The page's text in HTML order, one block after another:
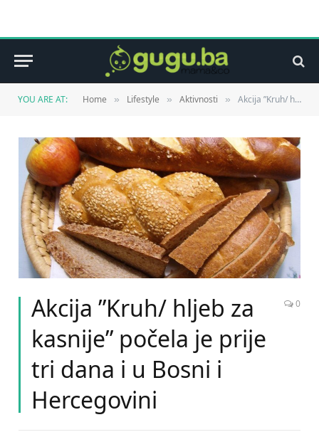
YOU ARE AT: Home » Lifestyle » Aktivnosti » Akcija ”Kruh/ hljeb za kasnije” počela je prije tri dana i u Bosni i Hercegovini
Akcija ”Kruh/ hljeb za
kasnije” počela je prije
tri dana i u Bosni i
Hercegovini
0